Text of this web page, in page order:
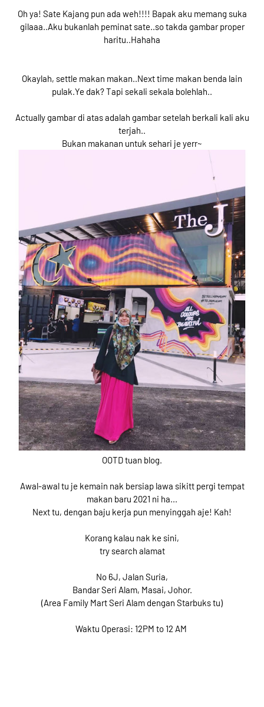
Oh ya! Sate Kajang pun ada weh!!!! Bapak aku memang suka
gilaaa..Aku bukanlah peminat sate..so takda gambar proper
haritu..Hahaha
Okaylah, settle makan makan..Next time makan benda lain
pulak.Ye dak? Tapi sekali sekala bolehlah..
Actually gambar di atas adalah gambar setelah berkali kali aku
terjah..
Bukan makanan untuk sehari je yerr~
OOTD tuan blog.
Awal-awal tu je kemain nak bersiap lawa sikitt pergi tempat
makan baru 2021 ni ha...
Next tu, dengan baju kerja pun menyinggah aje! Kah!
Korang kalau nak ke sini,
try search alamat
No 6J, Jalan Suria,
Bandar Seri Alam, Masai, Johor.
(Area Family Mart Seri Alam dengan Starbuks tu)
Waktu Operasi: 12PM to 12 AM